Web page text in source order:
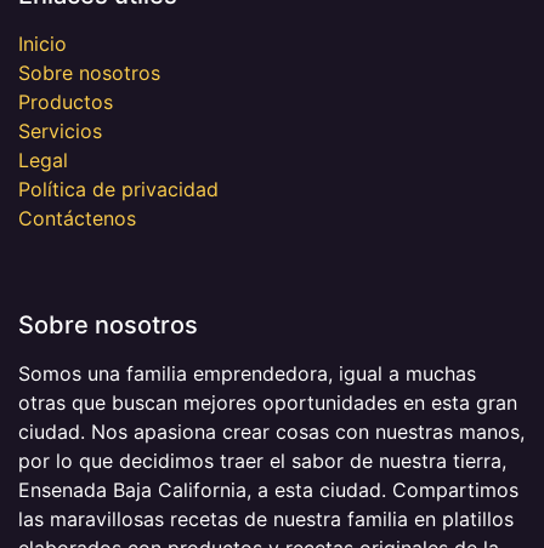
Inicio
Sobre nosotros
Productos
Servicios
Legal
Política de privacidad
Contáctenos
Sobre nosotros
Somos una familia emprendedora, igual a muchas
otras que buscan mejores oportunidades en esta gran
ciudad. Nos apasiona crear cosas con nuestras manos,
por lo que decidimos traer el sabor de nuestra tierra,
Ensenada Baja California, a esta ciudad. Compartimos
las maravillosas recetas de nuestra familia en platillos